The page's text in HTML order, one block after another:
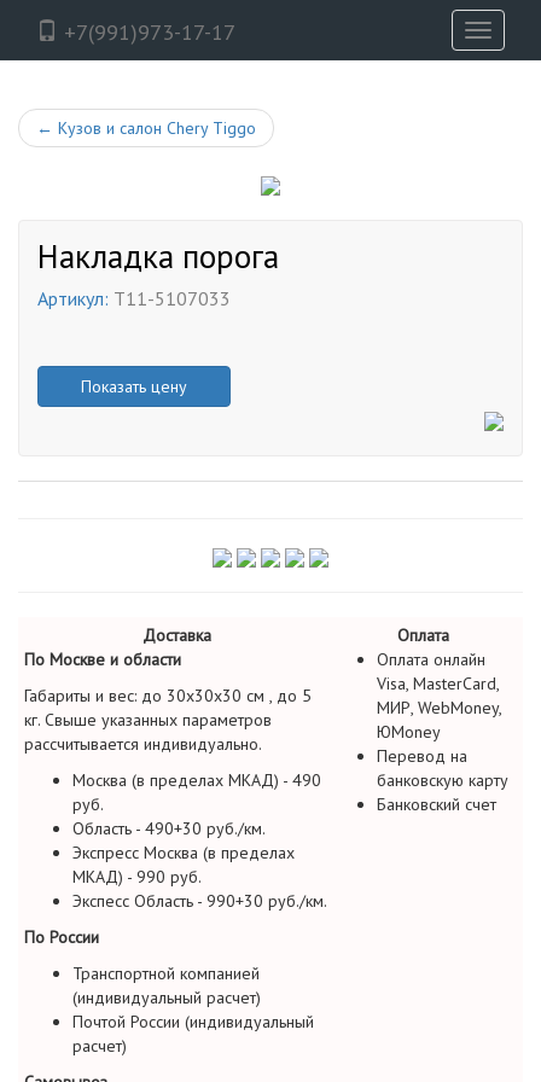
+7(991)973-17-17
Toggle
← Кузов и салон Chery Tiggo
Накладка порога
Артикул: T11-5107033
Показать цену
Доставка
Оплата
По Москве и области
Габариты и вес: до 30х30х30 см , до 5
кг. Свыше указанных параметров
рассчитывается индивидуально.
Москва (в пределах МКАД) - 490
руб.
Область - 490+30 руб./км.
Экспресс Москва (в пределах
МКАД) - 990 руб.
Экспесс Область - 990+30 руб./км.
По России
Транспортной компанией
(индивидуальный расчет)
Почтой России (индивидуальный
расчет)
Оплата онлайн
Visa, MasterCard,
МИР, WebMoney,
ЮMoney
Перевод на
банковскую карту
Банковский счет